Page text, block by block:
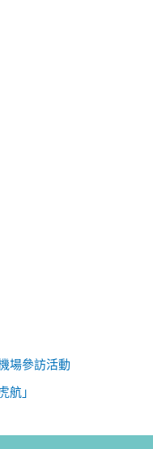
場參訪活動
航」